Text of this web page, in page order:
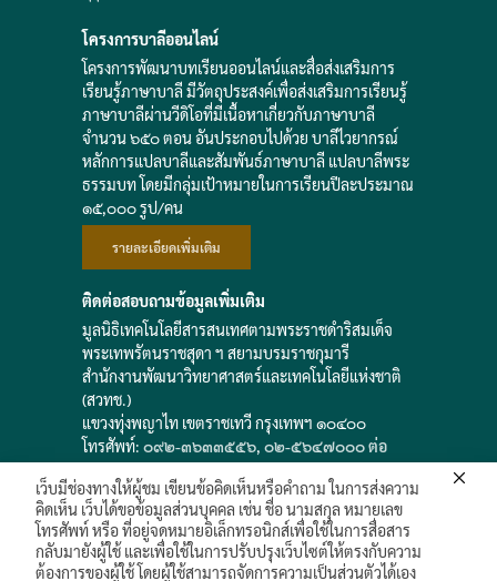
โครงการบาลีออนไลน์
โครงการพัฒนาบทเรียนออนไลน์และสื่อส่งเสริมการ
เรียนรู้ภาษาบาลี มีวัตถุประสงค์เพื่อส่งเสริมการเรียนรู้
ภาษาบาลีผ่านวีดิโอที่มีเนื้อหาเกี่ยวกับภาษาบาลี
จำนวน ๖๕๐ ตอน อันประกอบไปด้วย บาลีไวยากรณ์
หลักการแปลบาลีและสัมพันธ์ภาษาบาลี แปลบาลีพระ
ธรรมบท โดยมีกลุ่มเป้าหมายในการเรียนปีละประมาณ
๑๕,๐๐๐ รูป/คน
รายละเอียดเพิ่มเติม
ติดต่อสอบถามข้อมูลเพิ่มเติม
มูลนิธิเทคโนโลยีสารสนเทศตามพระราชดำริสมเด็จ
พระเทพรัตนราชสุดา ฯ สยามบรมราชกุมารี
สำนักงานพัฒนาวิทยาศาสตร์และเทคโนโลยีแห่งชาติ
(สวทช.)
แขวงทุ่งพญาไท เขตราชเทวี กรุงเทพฯ ๑๐๔๐๐
โทรศัพท์: ๐๙๒-๓๖๓๓๕๕๖ ๐๒-๕๖๔๗๐๐๐ ต่อ
๘๑๘๑๔
e-mail: saowadee@nstda.or.th
เว็บมีช่องทางให้ผู้ชม เขียนข้อคิดเห็นหรือคำถาม ในการส่งความ
คิดเห็น เว็บได้ขอข้อมูลส่วนบุคคล เช่น ชื่อ นามสกุล หมายเลข
โทรศัพท์ หรือ ที่อยู่จดหมายอิเล็กทรอนิกส์เพื่อใช้ในการสื่อสาร
กลับมายังผู้ใช้ และเพื่อใช้ในการปรับปรุงเว็บไซต์ให้ตรงกับความ
ต้องการของผู้ใช้ โดยผู้ใช้สามารถจัดการความเป็นส่วนตัวได้เอง